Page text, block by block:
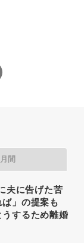
月間
夫に告げた苦
」の提案も
うするため離婚